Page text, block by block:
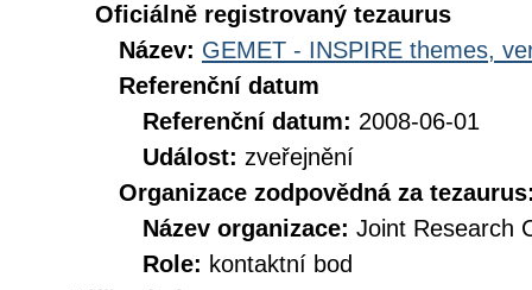
Oficiálně registrovaný tezaurus
Název: GEMET - INSPIRE themes,
Referenční datum
Referenční datum: 2008-06-01
Událost: zveřejnění
Organizace zodpovědná za
Název organizace: Joint Research
Role: kontaktní bod